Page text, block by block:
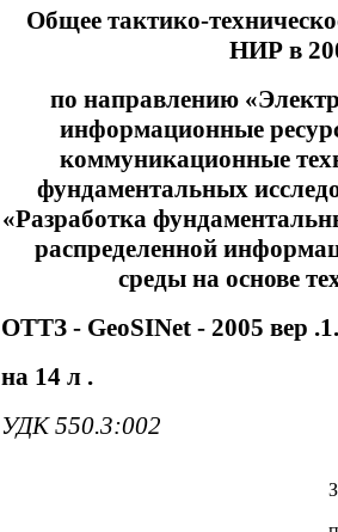
Общее тактико-
НИР в
по направлению
информационные
коммуникационные
фундаментальных
«Разработка
распределенной
среды на основе
ОТТЗ - GeoSINet - 2005 вер
на 14 л .
УДК 550.3:002